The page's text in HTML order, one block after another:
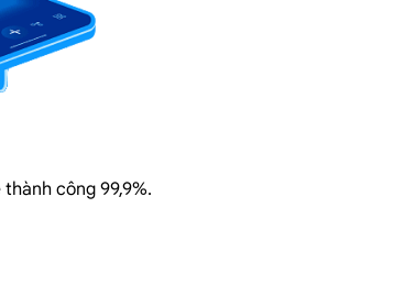
công 99,9%.